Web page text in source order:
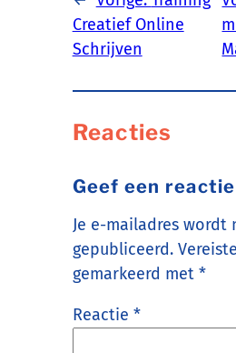
Creatief Online
Schrijven
Reacties
Geef een reactie
Je e-mailadres wordt
gepubliceerd.
gemarkeerd met *
Reactie *